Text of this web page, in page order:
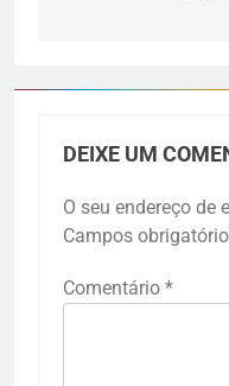
DEIXE UM
O seu endereço de
Campos
Comentário *